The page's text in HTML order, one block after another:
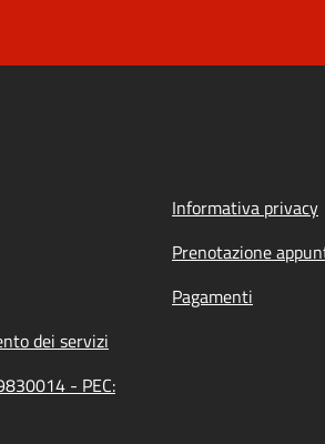
Informativa privacy
Prenotazione
Pagamenti
dei servizi
- PEC: